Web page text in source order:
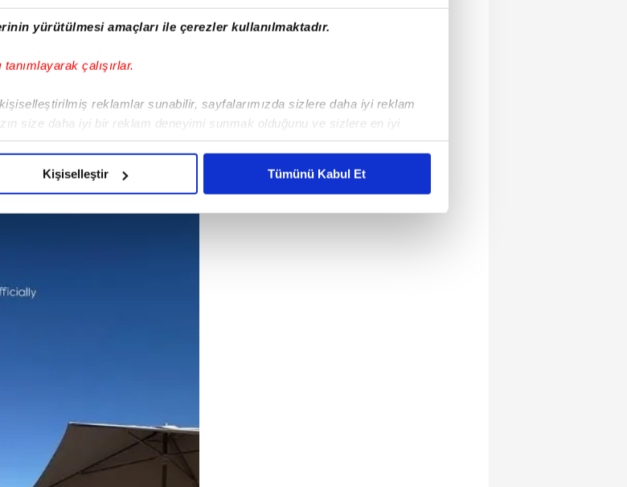
yürütülmesi amaçları ile çerezler kullanılmaktadır.
çalışırlar.
reklamlar sunabilir, sayfalarımızda sizlere daha iyi reklam
size daha iyi bir reklam deneyimi sunmak olduğunu ve sizlere en iyi
gösterdiğimizi ve bu noktada, reklamların maliyetlerimizi karşılamak
sınırlı olarak açık rızanız dahilinde kullanılacaktır.
bilgi almak için lütfen
Kişiselleştir Tümünü Kabul Et
veren oyuncu Fahriye
söz ettirmeye devam
kişisel paylaşımlarına
medya hesabını aktif
takipçileriyle paylaştı.